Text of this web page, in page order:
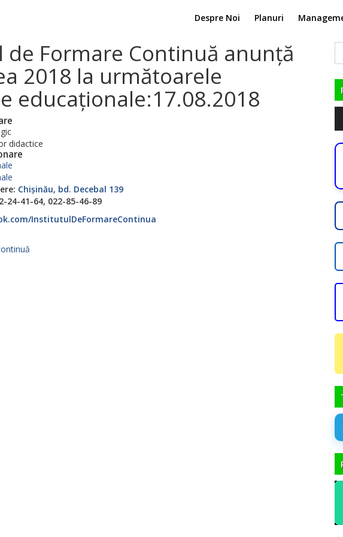
Despre Noi Planuri
Formare Continuă anunță
2018 la următoarele
educaționale:17.08.2018
didactice
Chișinău, bd. Decebal 139
24-41-64, 022-85-46-89
InstitutulDeFormareContinua